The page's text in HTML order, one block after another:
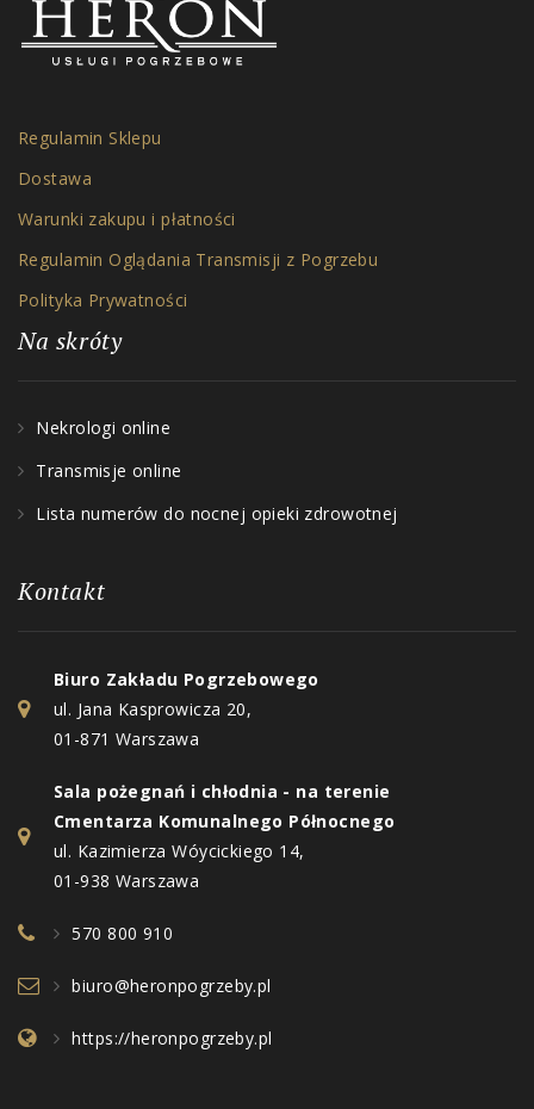
Regulamin Sklepu
Dostawa
Warunki zakupu i płatności
Regulamin Oglądania Transmisji z Pogrzebu
Polityka Prywatności
Na skróty
Nekrologi online
Transmisje online
Lista numerów do nocnej opieki zdrowotnej
Kontakt
Biuro Zakładu Pogrzebowego
ul. Jana Kasprowicza 20,
01-871 Warszawa
Sala pożegnań i chłodnia - na terenie
Cmentarza Komunalnego Północnego
ul. Kazimierza Wóycickiego 14,
01-938 Warszawa
570 800 910
biuro@heronpogrzeby.pl
https://heronpogrzeby.pl